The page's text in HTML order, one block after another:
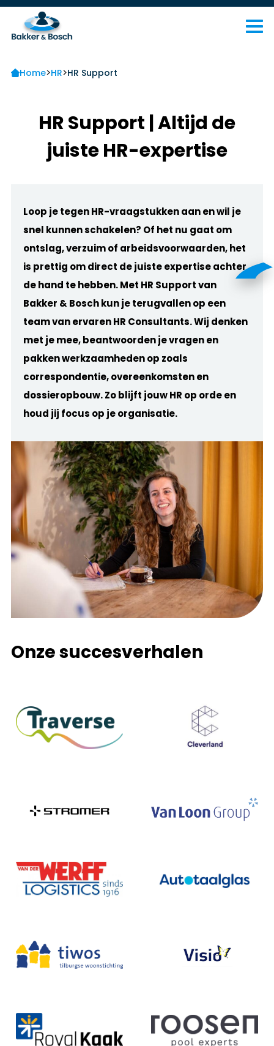
Home>HR>HR Support
HR Support | Altijd de
juiste HR-expertise
Loop je tegen HR-vraagstukken aan en wil je
snel kunnen schakelen? Of het nu gaat om
ontslag, verzuim of arbeidsvoorwaarden, het
is prettig om direct de juiste expertise achter
de hand te hebben. Met HR Support van
Bakker & Bosch kun je terugvallen op een
team van ervaren HR Consultants.Wij denken
met je mee, beantwoorden je vragen en
pakken werkzaamheden op zoals
correspondentie, overeenkomsten en
dossieropbouw. Zo blijft jouw HR op orde en
houd jij focus op je organisatie.
Onze succesverhalen